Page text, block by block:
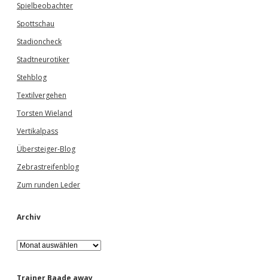
Spielbeobachter
Spottschau
Stadioncheck
Stadtneurotiker
Stehblog
Textilvergehen
Torsten Wieland
Vertikalpass
Übersteiger-Blog
Zebrastreifenblog
Zum runden Leder
Archiv
A
r
h
Trainer Baade away